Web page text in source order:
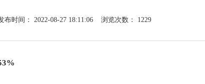
布时间： 2022-08-27 18:11:06 浏览次数： 1229